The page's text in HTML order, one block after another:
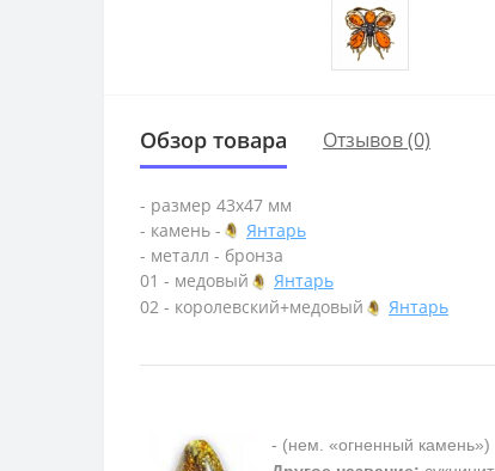
Обзор товара Отзывов (0)
- размер 43х47 мм
- камень -
Янтарь
- металл - бронза
01 - медовый
Янтарь
02 - королевский+медовый
Янтарь
- (нем. «огненный камень»)